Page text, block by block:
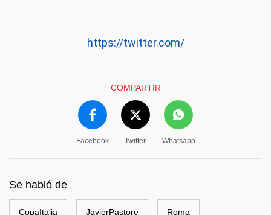
https://twitter.com/
COMPARTIR
Facebook Twitter Whatsapp
Se habló de
CopaItalia JavierPastore Roma